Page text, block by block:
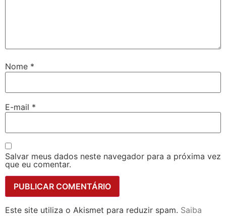
Nome *
E-mail *
Salvar meus dados neste navegador para a próxima vez
que eu comentar.
Este site utiliza o Akismet para reduzir spam. Saiba